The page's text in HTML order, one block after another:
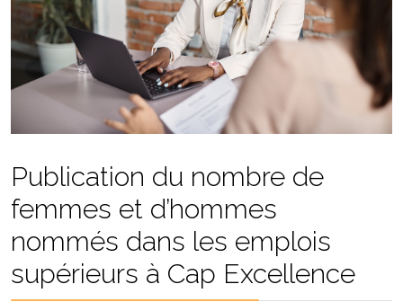
Publication du nombre de
femmes et d’hommes
nommés dans les emplois
supérieurs à Cap Excellence